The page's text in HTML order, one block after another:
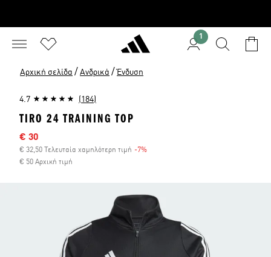
1
Αρχική σελίδα / Ανδρικά / Ένδυση
4.7 (184)
TIRO 24 TRAINING TOP
Τιμή έκπτωσης
€ 30
€ 32,50 Τελευταία χαμηλότερη τιμή -7%
€ 50 Αρχική τιμή